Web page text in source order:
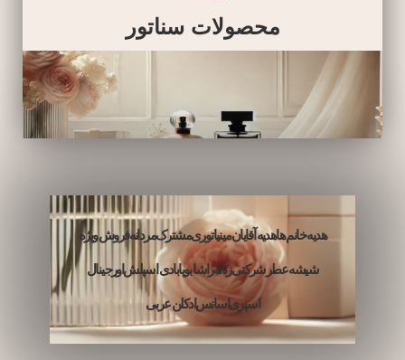
محصولات سناتور
هدیه خانم هاهدیه آقایانمینیاتوریمشترکمردانهفروش ویژه
شیشه عطرشرکتیزنانهراشا بویابادی اسپلشاورجینال
اسپریاسانسادکلن عربی